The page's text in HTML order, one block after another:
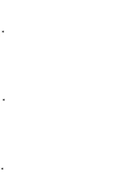
*
*
*